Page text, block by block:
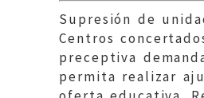
Supresión de
Centros
preceptiva
permita realizar